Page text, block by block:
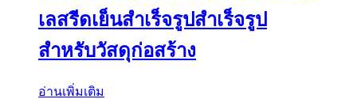
เลสรีดเย็นสำเร็จรูปสำเร็จรูป
สำหรับวัสดุก่อสร้าง
อ่านเพิ่มเติม